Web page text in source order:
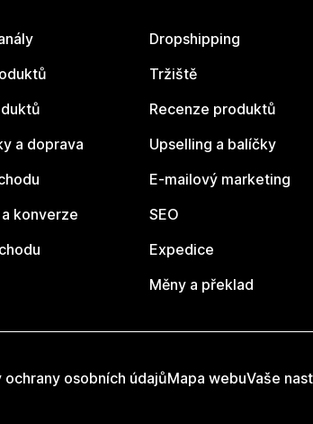
a doprava
konverze
Dropshipping
Tržiště
Recenze produktů
Upselling a balíčky
E-mailový marketing
SEO
Expedice
Měny a překlad
ochrany osobních údajůMapa webuVaše